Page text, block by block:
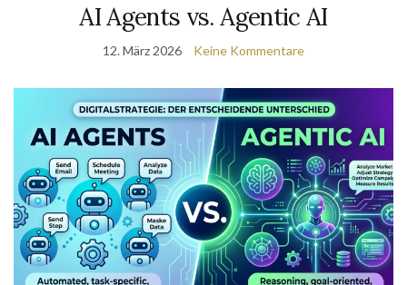
AI Agents vs. Agentic AI
12. März 2026 Keine Kommentare